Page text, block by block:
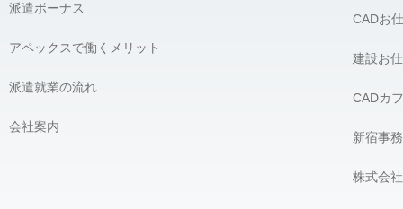
派遣ボーナス
アペックスで働くメリット
派遣就業の流れ
会社案内
CADお
建設お
CADカ
新宿事
株式会